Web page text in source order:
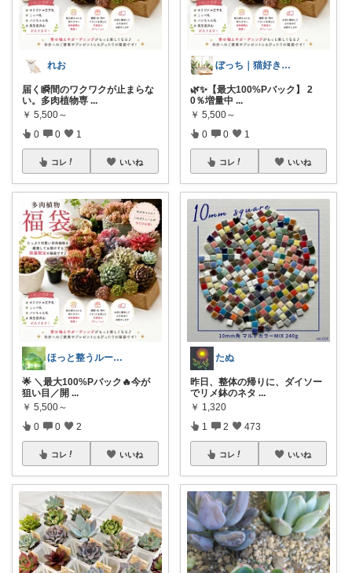
れお
届く瞬間のワクワクが止まらな
い。多肉植物専 ...
￥ 5,500～
0 0 1
コレ いいね
ほっと整うルーム🌿
🌟 ＼最大100%Pバック🔥今が
狙い目／開 ...
￥ 5,500～
0 0 2
コレ いいね
ぼっち｜猫好き57歳主婦の健康ライフ
🌿✨【最大100%Pバック】 2
0％増量中 ...
￥ 5,500～
0 0 1
コレ いいね
たぬ
昨日、整体の帰りに、ダイソー
でリメ鉢のネタ ...
￥ 1,320
1 2 473
コレ いいね